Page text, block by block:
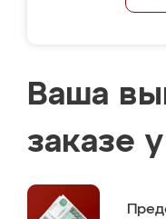
Ваша
заказе